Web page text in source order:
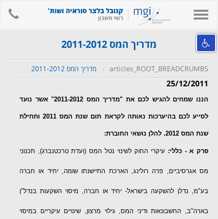
Toggle
אודות המשרד
השירותים שלנו
מידע מקצועי ומאמרים
מדריך המס 2011-2012
articles_ROOT_BREADCRUMBS מדריך המס 2011-2012
25/12/2011
הננו שמחים להגיש לכם את "מדריך המס 2011-2012" אשר נועד
לסייע לכם בהיערכות נאותה לקראת תום שנת המס 2011 ותחילת
שנת המס 2012. להלן נושאי החוברת:
פרק א - כללי: עיקרי החוק לשינוי נטל המס (ועדת טרכטנברג), תכנוני
מס אגרסיביים, פרה רולינג, הארכת התיישנתו שומה, יחיד או חברה
בע"מ, נדלן להשקעה בישראל- יחיד או חברה, מיסוי השקעות בנדל"ן
בארה"ב, החשבונאות ודיני המס, גילוי מרצון, שינויים עיקריים במיסוי